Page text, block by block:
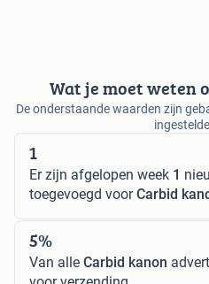
Wat je moet weten
De onderstaande waarden zijn
1
Er zijn afgelopen week 1
toegevoegd voorCarbid
5%
Van alle Carbid kanon